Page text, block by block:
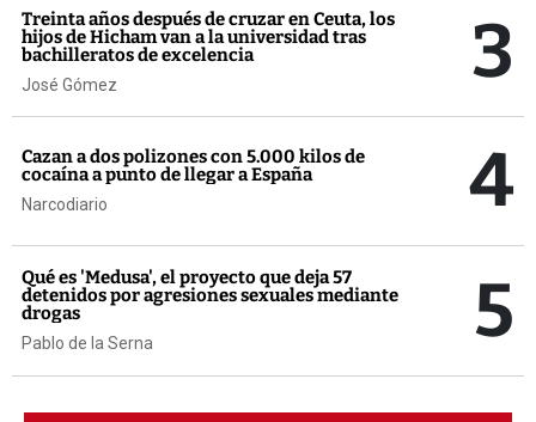
Treinta años después de cruzar en Ceuta, los
hijos de Hicham van a la universidad tras
bachilleratos de excelencia
José Gómez 3
Cazan a dos polizones con 5.000 kilos de
cocaína a punto de llegar a España
Narcodiario 4
Qué es 'Medusa', el proyecto que deja 57
detenidos por agresiones sexuales mediante
drogas
Pablo de la Serna 5